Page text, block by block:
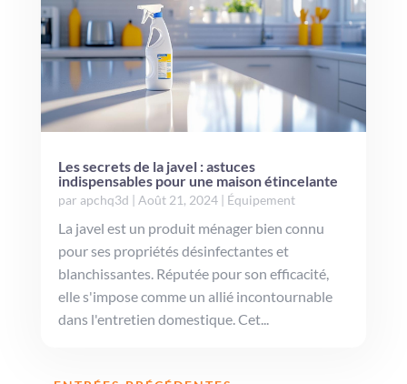
Les secrets de la javel : astuces
indispensables pour une maison étincelante
par apchq3d | Août 21, 2024| Équipement
La javel est un produit ménager bien connu
pour ses propriétés désinfectantes et
blanchissantes. Réputée pour son efficacité,
elle s'impose comme un allié incontournable
dans l'entretien domestique. Cet...